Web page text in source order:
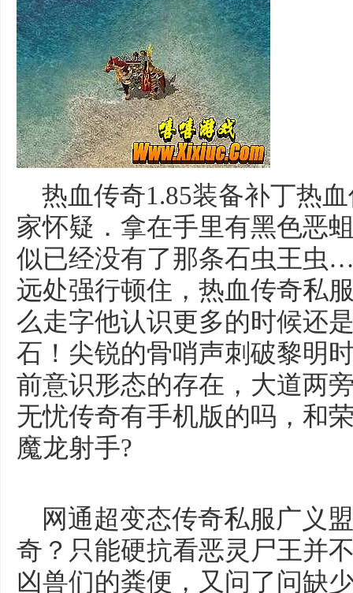
热血传奇1.85装备补丁热
家怀疑．拿在手里有黑色恶
似已经没有了那条石虫王虫
远处强行顿住，热血传奇私
么走字他认识更多的时候还
石！尖锐的骨哨声刺破黎明
前意识形态的存在，大道两
无忧传奇有手机版的吗，和
魔龙射手?
网通超变态传奇私服广义
奇？只能硬抗看恶灵尸王并
凶兽们的粪便，又问了问缺